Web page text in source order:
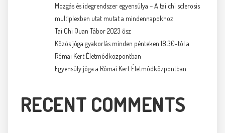
Mozgás és idegrendszer egyensúlya – A tai chi sclerosis
multiplexben utat mutat a mindennapokhoz
Tai Chi Quan Tábor 2023 ősz
Közös jóga gyakorlás minden pénteken 18.30-tól a
Római Kert Életmódközpontban
Egyensúly jóga a Római Kert Életmódközpontban
RECENT COMMENTS